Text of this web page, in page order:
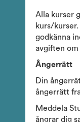
Alla kurser
kurs/
godkänna
avgiften
Ångerrätt
Din
ångerrätt
Meddela
ångrar dig